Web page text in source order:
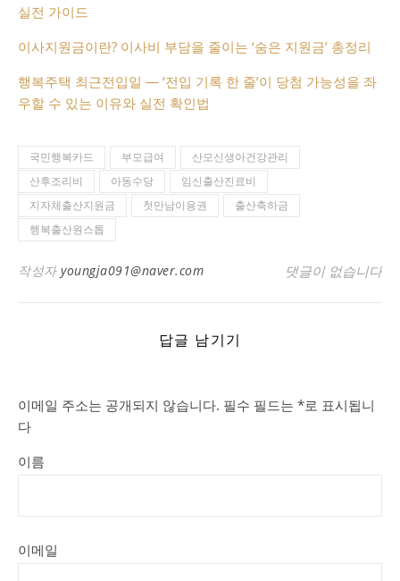
실전 가이드
이사지원금이란? 이사비 부담을 줄이는 ‘숨은 지원금’ 총정리
행복주택 최근전입일 — ‘전입 기록 한 줄’이 당첨 가능성을 좌
우할 수 있는 이유와 실전 확인법
국민행복카드 부모급여
산모신생아건강관리
산후조리비
아동수당
임신출산진료비
지자체출산지원금
첫만남이용권
출산축하금
행복출산원스톱
작성자 youngja091@naver.com 댓글이 없습니다
답글 남기기
이메일 주소는 공개되지 않습니다. 필수 필드는 *로 표시됩니
다
이름
이메일